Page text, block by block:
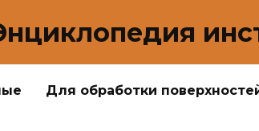
Для обработки